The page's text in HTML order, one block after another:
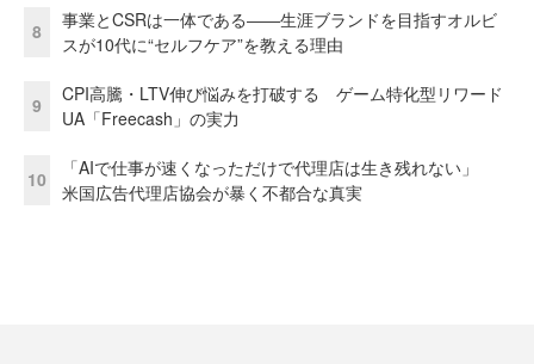
8
事業とCSRは一体である――生涯ブランドを目指すオルビ
スが10代に“セルフケア”を教える理由
9
CPI高騰・LTV伸び悩みを打破する ゲーム特化型リワード
UA「Freecash」の実力
10
「AIで仕事が速くなっただけで代理店は生き残れない」
米国広告代理店協会が暴く不都合な真実